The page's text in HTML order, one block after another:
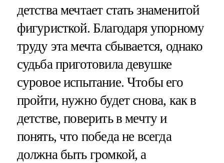
детства мечтает стать знаменитой
фигуристкой. Благодаря упорному
труду эта мечта сбывается, однако
судьба приготовила девушке
суровое испытание. Чтобы его
пройти, нужно будет снова, как в
детстве, поверить в мечту и
понять, что победа не всегда
должна быть громкой, а